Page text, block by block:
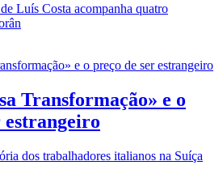
Luís Costa acompanha quatro
Transformação» e o
estrangeiro
dos trabalhadores italianos na Suíça